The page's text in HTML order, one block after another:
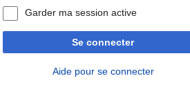
Garder ma session active
Se connecter
Aide pour se connecter